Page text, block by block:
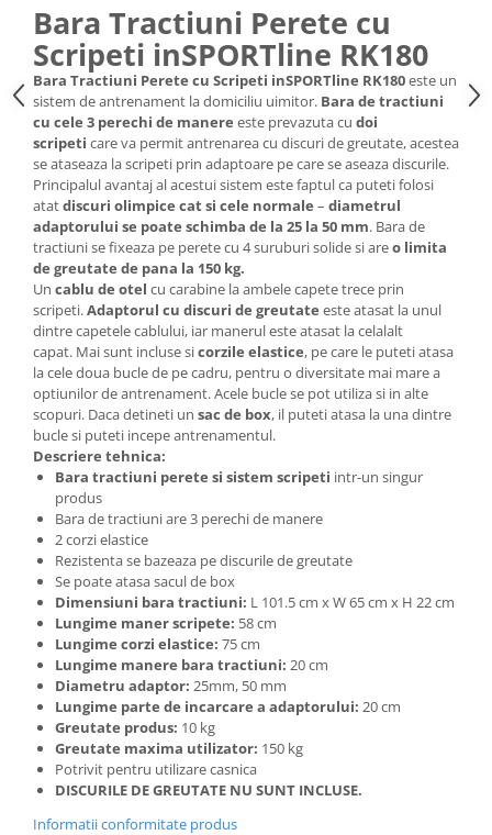
Bara Tractiuni Perete cu
Scripeti inSPORTline RK180
Bara Tractiuni Perete cu Scripeti inSPORTline RK180este un
sistem de antrenament la domiciliu uimitor. Bara de tractiuni
cu cele 3 perechi de manere este prevazuta cu doi
scripeti care va permit antrenarea cu discuri de greutate, acestea
se ataseaza la scripeti prin adaptoare pe care se aseaza discurile.
Principalul avantaj al acestui sistem este faptul ca puteti folosi
atatdiscuri olimpice cat si cele normale – diametrul
adaptorului se poate schimba de la 25 la 50 mm. Bara de
tractiuni se fixeaza pe perete cu 4 suruburi solide si areo limita
de greutate de pana la 150 kg.
Un cablu de otel cu carabine la ambele capete trece prin
scripeti.Adaptorul cu discuri de greutate este atasat la unul
dintre capetele cablului, iar manerul este atasat la celalalt
capat. Mai sunt incluse sicorzile elastice, pe care le puteti atasa
la cele doua bucle de pe cadru, pentru o diversitate mai mare a
optiunilor de antrenament. Acele bucle se pot utiliza si in alte
scopuri. Daca detineti un sac de box, il puteti atasa la una dintre
bucle si puteti incepe antrenamentul.
Descriere tehnica:
Bara tractiuni perete si sistem scripeti intr-un singur
produs
Bara de tractiuni are 3 perechi de manere
2 corzi elastice
Rezistenta se bazeaza pe discurile de greutate
Se poate atasa sacul de box
Dimensiuni bara tractiuni: L 101.5 cm x W 65 cm x H 22 cm
Lungime maner scripete: 58 cm
Lungime corzi elastice: 75 cm
Lungime manere bara tractiuni: 20 cm
Diametru adaptor: 25mm, 50 mm
Lungime parte de incarcare a adaptorului: 20 cm
Greutate produs: 10 kg
Greutate maxima utilizator: 150 kg
Potrivit pentru utilizare casnica
DISCURILE DE GREUTATE NU SUNT INCLUSE.
Informatii conformitate produs